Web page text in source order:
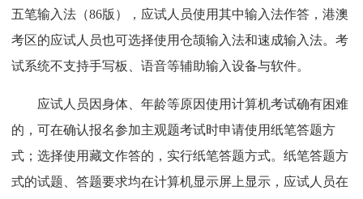
五笔输入法（86版），应试人员使用其中输入法作答，港澳
考区的应试人员也可选择使用仓颉输入法和速成输入法。考
试系统不支持手写板、语音等辅助输入设备与软件。
应试人员因身体、年龄等原因使用计算机考试确有困难
的，可在确认报名参加主观题考试时申请使用纸笔答题方
式；选择使用藏文作答的，实行纸笔答题方式。纸笔答题方
式的试题、答题要求均在计算机显示屏上显示，应试人员在